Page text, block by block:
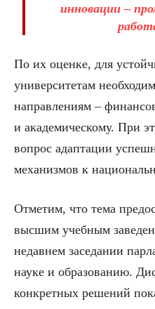
инновации –
По их оценке, для
университетам
направлениям –
и академическому. При
вопрос адаптации
механизмов к
Отметим, что тема
высшим учебным
недавнем заседании
науке и образованию.
конкретных решений